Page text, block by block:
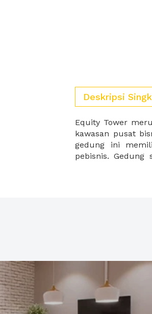
Deskripsi
Equity Tower
kawasan pusat
gedung ini
pebisnis.
Pacific Place,